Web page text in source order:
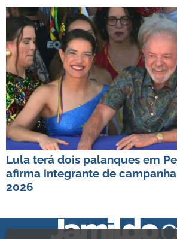
Lula terá dois palanques em
afirma integrante de
2026